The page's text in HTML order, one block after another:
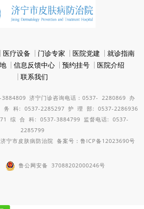
医疗设备 门诊专家 医院党建
就诊指南
信息反馈中心 预约挂号
医院介绍
联系我们
3884809 济宁门诊咨询电话：0537- 2280869 办
务 科: 0537-2285297 护 理 部: 0537-2286936
综 合 科: 0537-3884799 监督电话: 0537-
2285799
宁市皮肤病防治院备案号：鲁ICP备12023690号
鲁公网安备 37088202000246号